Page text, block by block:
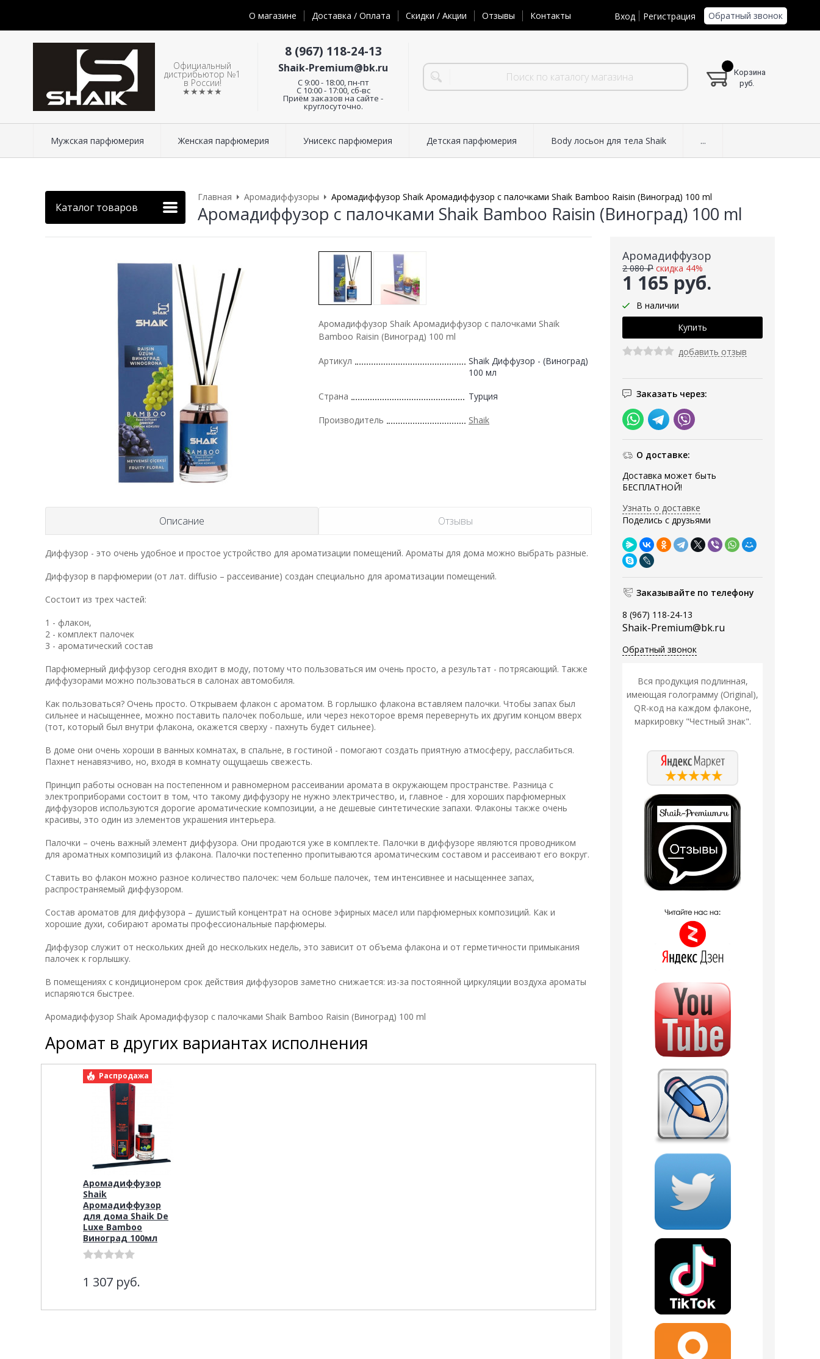
О магазине Доставка / Оплата Скидки / Акции Отзывы Контакты Вход Регистрация Обратный звонок
Официальный
дистрибьютор №1
в России!
★★★★★
8 (967) 118-24-13
Shaik-Premium@bk.ru
C 9:00 - 18:00, пн-пт
С 10:00 - 17:00, сб-вс
Приём заказов на сайте -
круглосуточно.
Корзина
руб.
Мужская парфюмерия Женская парфюмерия Унисекс парфюмерия Детская парфюмерия Body лосьон для тела Shaik ...
Каталог товаров
Главная Аромадиффузоры Аромадиффузор Shaik Аромадиффузор с палочками Shaik Bamboo Raisin (Виноград) 100 ml
Аромадиффузор с палочками Shaik Bamboo Raisin (Виноград) 100 ml
Аромадиффузор
1 165 руб.
2 080 ₽ скидка 44%
В наличии
добавить отзыв
Заказать через:
О доставке:
Доставка может быть
БЕСПЛАТНОЙ!
Узнать о доставке
Поделись с друзьями
Заказывайте по телефону
8 (967) 118-24-13
Shaik-Premium@bk.ru
Обратный звонок
Вся продукция подлинная,
имеющая голограмму (Original),
QR-код на каждом флаконе,
маркировку "Честный знак".
Аромадиффузор Shaik Аромадиффузор с палочками Shaik
Bamboo Raisin (Виноград) 100 ml
Артикул
Shaik Диффузор - (Виноград)
100 мл
Страна Турция
Производитель Shaik
Описание Отзывы
Диффузор - это очень удобное и простое устройство для ароматизации помещений. Ароматы для дома можно выбрать разные.
Диффузор в парфюмерии (от лат. diffusio – рассеивание) создан специально для ароматизации помещений.
Состоит из трех частей:
1 - флакон,
2 - комплект палочек
3 - ароматический состав
Парфюмерный диффузор сегодня входит в моду, потому что пользоваться им очень просто, а результат - потрясающий. Также
диффузорами можно пользоваться в салонах автомобиля.
Как пользоваться? Очень просто. Открываем флакон с ароматом. В горлышко флакона вставляем палочки. Чтобы запах был
сильнее и насыщеннее, можно поставить палочек побольше, или через некоторое время перевернуть их другим концом вверх
(тот, который был внутри флакона, окажется сверху - пахнуть будет сильнее).
В доме они очень хороши в ванных комнатах, в спальне, в гостиной - помогают создать приятную атмосферу, расслабиться.
Пахнет ненавязчиво, но, входя в комнату ощущаешь свежесть.
Принцип работы основан на постепенном и равномерном рассеивании аромата в окружающем пространстве. Разница с
электроприборами состоит в том, что такому диффузору не нужно электричество, и, главное - для хороших парфюмерных
диффузоров используются дорогие ароматические композиции, а не дешевые синтетические запахи. Флаконы также очень
красивы, это один из элементов украшения интерьера.
Палочки – очень важный элемент диффузора. Они продаются уже в комплекте. Палочки в диффузоре являются проводником
для ароматных композиций из флакона. Палочки постепенно пропитываются ароматическим составом и рассеивают его вокруг.
Ставить во флакон можно разное количество палочек: чем больше палочек, тем интенсивнее и насыщеннее запах,
распространяемый диффузором.
Состав ароматов для диффузора – душистый концентрат на основе эфирных масел или парфюмерных композиций. Как и
хорошие духи, собирают ароматы профессиональные парфюмеры.
Диффузор служит от нескольких дней до нескольких недель, это зависит от объема флакона и от герметичности примыкания
палочек к горлышку.
В помещениях с кондиционером срок действия диффузоров заметно снижается: из-за постоянной циркуляции воздуха ароматы
испаряются быстрее.
Аромадиффузор Shaik Аромадиффузор с палочками Shaik Bamboo Raisin (Виноград) 100 ml
Аромат в других вариантах исполнения
Распродажа
Аромадиффузор
Shaik
Аромадиффузор
для дома Shaik De
Luxe Bamboo
Виноград 100мл
1 307 руб.